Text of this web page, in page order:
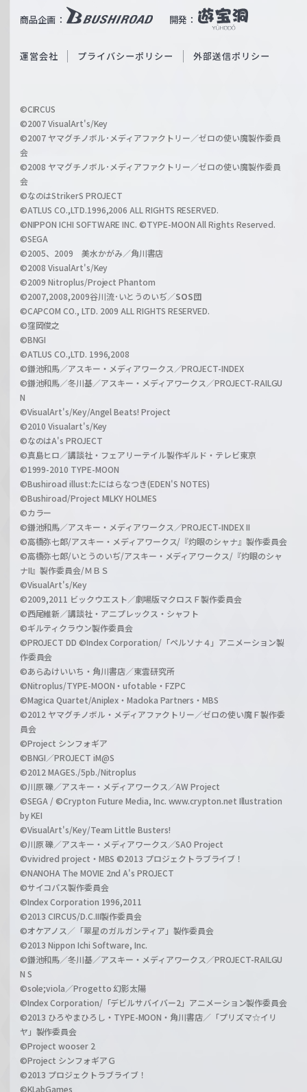
ß
c
a
r
z
商品企画： 開発：
b
O
i
l
h
a
n
l
運営会社 プライバシーポリシー 外部送信ポリシー
©CIRCUS
©2007 VisualArt's/Key
©2007 ヤマグチノボル･メディアファクトリー／ゼロの使い魔製作委員
会
©2008 ヤマグチノボル･メディアファクトリー／ゼロの使い魔製作委員
会
©なのはStrikerS PROJECT
©ATLUS CO.,LTD.1996,2006 ALL RIGHTS RESERVED.
©NIPPON ICHI SOFTWARE INC. ©TYPE-MOON All Rights Reserved.
©SEGA
©2005、2009 美水かがみ／角川書店
©2008 VisualArt's/Key
©2009 Nitroplus/Project Phantom
©2007,2008,2009谷川流･いとうのいぢ／SOS団
©CAPCOM CO., LTD. 2009 ALL RIGHTS RESERVED.
©窪岡俊之
©BNGI
©ATLUS CO.,LTD. 1996,2008
©鎌池和馬／アスキー・メディアワークス／PROJECT-INDEX
©鎌池和馬／冬川基／アスキー・メディアワークス／PROJECT-RAILGU
N
©VisualArt's/Key/Angel Beats! Project
©2010 Visualart's/Key
©なのはA's PROJECT
©真島ヒロ／講談社・フェアリーテイル製作ギルド・テレビ東京
©1999-2010 TYPE-MOON
©Bushiroad illust:たにはらなつき(EDEN'S NOTES)
©Bushiroad/Project MILKY HOLMES
©カラー
©鎌池和馬／アスキー・メディアワークス／PROJECT-INDEX II
©高橋弥七郎/アスキー・メディアワークス/『灼眼のシャナ』製作委員会
©高橋弥七郎/いとうのいぢ/アスキー・メディアワークス/『灼眼のシャ
ナII』製作委員会/ＭＢＳ
©VisualArt's/Key
©2009,2011 ビックウエスト／劇場版マクロスＦ製作委員会
©西尾維新／講談社・アニプレックス・シャフト
©ギルティクラウン製作委員会
©PROJECT DD ©Index Corporation/「ペルソナ４」アニメーション製
作委員会
©あらゐけいいち・角川書店／東雲研究所
©Nitroplus/TYPE-MOON・ufotable・FZPC
©Magica Quartet/Aniplex・Madoka Partners・MBS
©2012 ヤマグチノボル・メディアファクトリー／ゼロの使い魔Ｆ製作委
員会
©Project シンフォギア
©BNGI／PROJECT iM@S
©2012 MAGES./5pb./Nitroplus
©川原 礫／アスキー・メディアワークス／AW Project
©SEGA / ©Crypton Future Media, Inc. www.crypton.net Illustration
by KEI
©VisualArt's/Key/Team Little Busters!
©川原 礫／アスキー・メディアワークス／SAO Project
©vividred project・MBS ©2013 プロジェクトラブライブ！
©NANOHA The MOVIE 2nd A's PROJECT
©サイコパス製作委員会
©Index Corporation 1996,2011
©2013 CIRCUS/D.C.III製作委員会
©オケアノス／「翠星のガルガンティア」製作委員会
©2013 Nippon Ichi Software, Inc.
©鎌池和馬／冬川基／アスキー・メディアワークス／PROJECT-RAILGU
N S
©sole;viola／Progetto 幻影太陽
©Index Corporation/「デビルサバイバー2」アニメーション製作委員会
©2013 ひろやまひろし・TYPE-MOON・角川書店／「プリズマ☆イリ
ヤ」製作委員会
©Project wooser 2
©Project シンフォギアＧ
©2013 プロジェクトラブライブ！
©KLabGames